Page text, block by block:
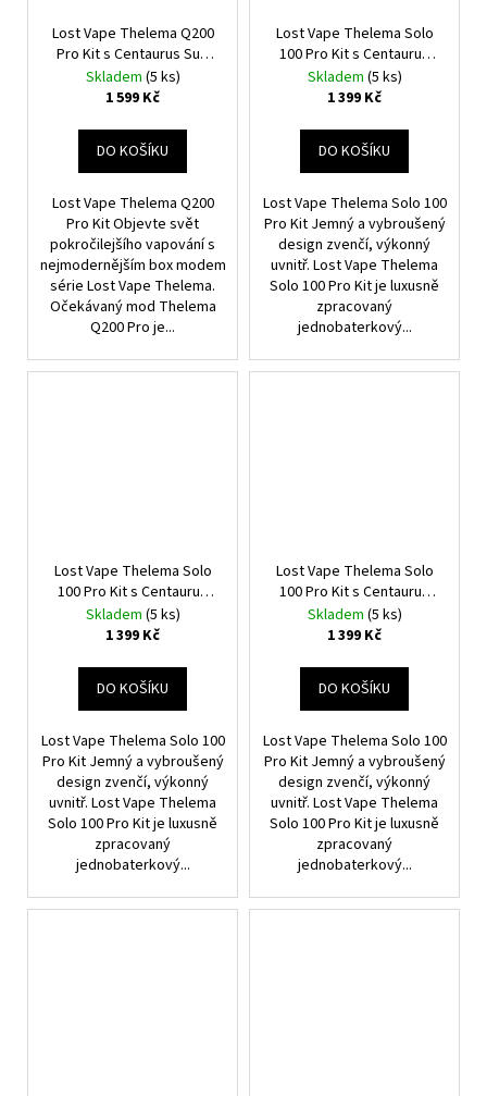
Lost Vape Thelema Q200
Pro Kit s Centaurus Sub
Ohm Tank V2 (Armor
Knight)
Skladem (5 ks)
1 599 Kč
DO KOŠÍKU
Lost Vape Thelema Q200
Pro Kit Objevte svět
pokročilejšího vapování s
nejmodernějším box modem
série Lost Vape Thelema.
Očekávaný mod Thelema
Q200 Pro je...
Lost Vape Thelema Solo
100 Pro Kit s Centaurus
Sub Ohm Tank V2 (Wavy
Silver)
Skladem (5 ks)
1 399 Kč
DO KOŠÍKU
Lost Vape Thelema Solo 100
Pro Kit Jemný a vybroušený
design zvenčí, výkonný
uvnitř. Lost Vape Thelema
Solo 100 Pro Kit je luxusně
zpracovaný
jednobaterkový...
Lost Vape Thelema Solo
100 Pro Kit s Centaurus
Sub Ohm Tank V2 (Wavy
Gold)
Skladem (5 ks)
1 399 Kč
DO KOŠÍKU
Lost Vape Thelema Solo 100
Pro Kit Jemný a vybroušený
design zvenčí, výkonný
uvnitř. Lost Vape Thelema
Solo 100 Pro Kit je luxusně
zpracovaný
jednobaterkový...
Lost Vape Thelema Solo
100 Pro Kit s Centaurus
Sub Ohm Tank V2 (Pink
Python)
Skladem (5 ks)
1 399 Kč
DO KOŠÍKU
Lost Vape Thelema Solo 100
Pro Kit Jemný a vybroušený
design zvenčí, výkonný
uvnitř. Lost Vape Thelema
Solo 100 Pro Kit je luxusně
zpracovaný
jednobaterkový...